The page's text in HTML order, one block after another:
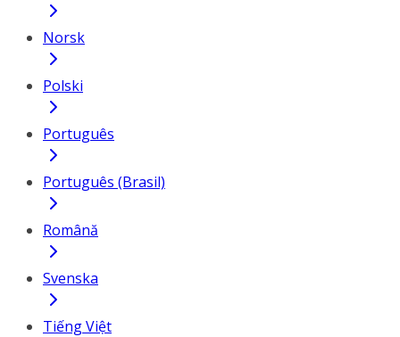
Norsk
Polski
Português
Português (Brasil)
Română
Svenska
Tiếng Việt